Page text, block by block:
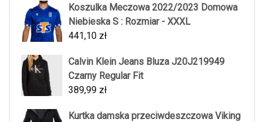
Koszulka Meczowa 2022/2023 Domowa
Niebieska S : Rozmiar - XXXL
441,10 zł
Calvin Klein Jeans Bluza J20J219949
Czarny Regular Fit
389,99 zł
Kurtka damska przeciwdeszczowa Viking